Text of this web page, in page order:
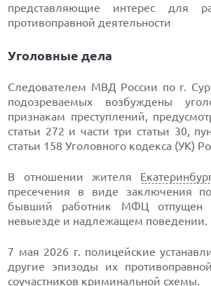
представляющие интерес для
противоправной деятельности
Уголовные дела
Следователем МВД России по г.
подозреваемых возбуждены
признакам преступлений,
статьи 272 и части три статьи 30,
статьи 158 Уголовного кодекса (УК)
В отношении жителя
пресечения в виде заключения
бывший работник МФЦ отпущен
невыезде и надлежащем поведении.
7 мая 2026 г. полицейские
другие эпизоды их
соучастников криминальной схемы.